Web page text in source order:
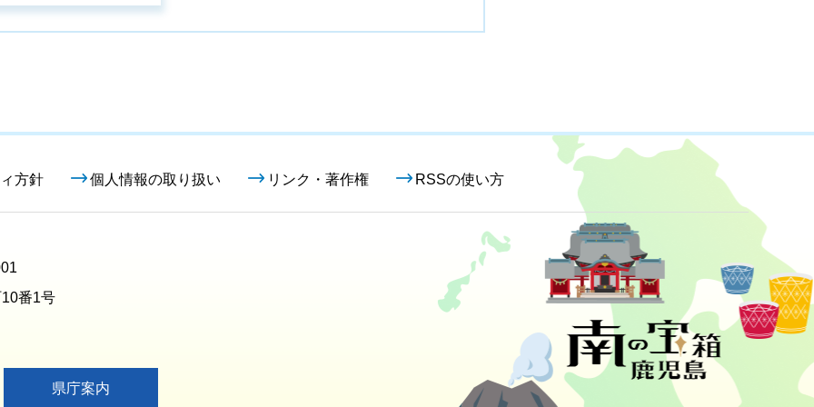
方針 個人情報の取り扱い リンク・著作権 RSSの使い方
番1号
県庁案内